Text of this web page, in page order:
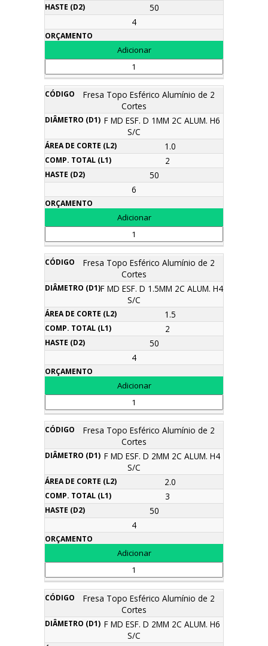
50
4
Fresa Topo Esférico Alumínio de 2
Cortes
F MD ESF. D 1MM 2C ALUM. H6
S/C
1.0
2
50
6
Fresa Topo Esférico Alumínio de 2
Cortes
F MD ESF. D 1.5MM 2C ALUM. H4
S/C
1.5
2
50
4
Fresa Topo Esférico Alumínio de 2
Cortes
F MD ESF. D 2MM 2C ALUM. H4
S/C
2.0
3
50
4
Fresa Topo Esférico Alumínio de 2
Cortes
F MD ESF. D 2MM 2C ALUM. H6
S/C